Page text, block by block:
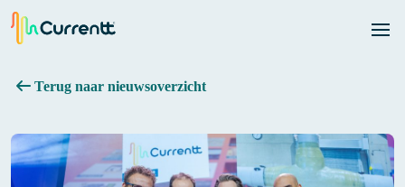
Terug naar nieuwsoverzicht